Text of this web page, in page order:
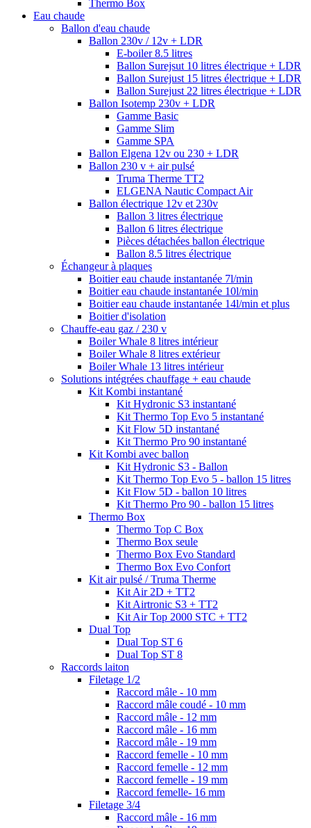
Thermo Box
Eau chaude
Ballon d'eau chaude
Ballon 230v / 12v + LDR
E-boiler 8.5 litres
Ballon Surejsut 10 litres électrique + LDR
Ballon Surejust 15 litres électrique + LDR
Ballon Surejust 22 litres électrique + LDR
Ballon Isotemp 230v + LDR
Gamme Basic
Gamme Slim
Gamme SPA
Ballon Elgena 12v ou 230 + LDR
Ballon 230 v + air pulsé
Truma Therme TT2
ELGENA Nautic Compact Air
Ballon électrique 12v et 230v
Ballon 3 litres électrique
Ballon 6 litres électrique
Pièces détachées ballon électrique
Ballon 8.5 litres électrique
Échangeur à plaques
Boitier eau chaude instantanée 7l/min
Boitier eau chaude instantanée 10l/min
Boitier eau chaude instantanée 14l/min et plus
Boitier d'isolation
Chauffe-eau gaz / 230 v
Boiler Whale 8 litres intérieur
Boiler Whale 8 litres extérieur
Boiler Whale 13 litres intérieur
Solutions intégrées chauffage + eau chaude
Kit Kombi instantané
Kit Hydronic S3 instantané
Kit Thermo Top Evo 5 instantané
Kit Flow 5D instantané
Kit Thermo Pro 90 instantané
Kit Kombi avec ballon
Kit Hydronic S3 - Ballon
Kit Thermo Top Evo 5 - ballon 15 litres
Kit Flow 5D - ballon 10 litres
Kit Thermo Pro 90 - ballon 15 litres
Thermo Box
Thermo Top C Box
Thermo Box seule
Thermo Box Evo Standard
Thermo Box Evo Confort
Kit air pulsé / Truma Therme
Kit Air 2D + TT2
Kit Airtronic S3 + TT2
Kit Air Top 2000 STC + TT2
Dual Top
Dual Top ST 6
Dual Top ST 8
Raccords laiton
Filetage 1/2
Raccord mâle - 10 mm
Raccord mâle coudé - 10 mm
Raccord mâle - 12 mm
Raccord mâle - 16 mm
Raccord mâle - 19 mm
Raccord femelle - 10 mm
Raccord femelle - 12 mm
Raccord femelle - 19 mm
Raccord femelle- 16 mm
Filetage 3/4
Raccord mâle - 16 mm